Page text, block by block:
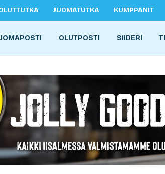
JUOMATUTKA KUMPPANIT
OLUTPOSTI SIIDERI